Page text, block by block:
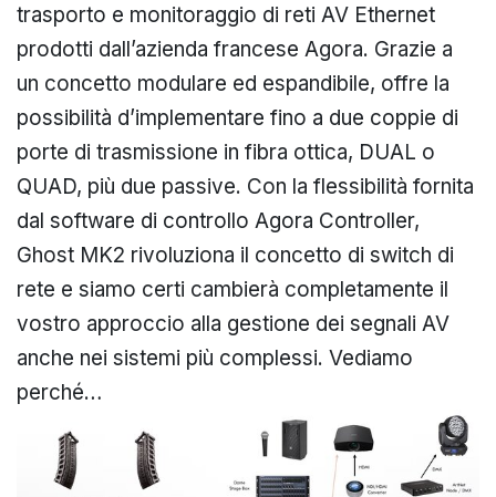
trasporto e monitoraggio di reti AV Ethernet
prodotti dall’azienda francese Agora. Grazie a
un concetto modulare ed espandibile, offre la
possibilità d’implementare fino a due coppie di
porte di trasmissione in fibra ottica, DUAL o
QUAD, più due passive. Con la flessibilità fornita
dal software di controllo Agora Controller,
Ghost MK2 rivoluziona il concetto di switch di
rete e siamo certi cambierà completamente il
vostro approccio alla gestione dei segnali AV
anche nei sistemi più complessi. Vediamo
perché…